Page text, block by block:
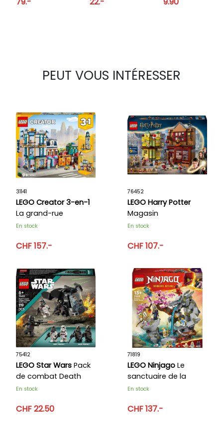
PEUT VOUS INTÉRESSER
31141
LEGO Creator 3-en-1
La grand-rue
En stock
CHF 157.-
76452
LEGO Harry Potter
Magasin
d'accessoires de
marchand de glaces
En stock
CHF 107.-
75412
LEGO Star Wars Pack
de combat Death
Troopers contre Night
En stock
CHF 22.50
71819
LEGO Ninjago Le
sanctuaire de la
roche du dragon
En stock
CHF 137.-